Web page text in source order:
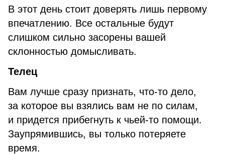
В этот день стоит доверять лишь первому
впечатлению. Все остальные будут
слишком сильно засорены вашей
склонностью домысливать.
Телец
Вам лучше сразу признать, что-то дело,
за которое вы взялись вам не по силам,
и придется прибегнуть к чьей-то помощи.
Заупрямившись, вы только потеряете
время.